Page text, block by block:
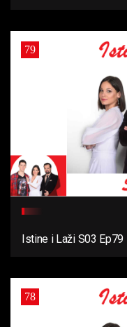
79
Istine i Laži S03 Ep79
78